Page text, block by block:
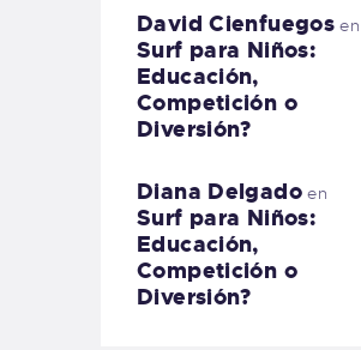
David Cienfuegos en
Surf para Niños:
Educación,
Competición o
Diversión?
Diana Delgadoen
Surf para Niños:
Educación,
Competición o
Diversión?